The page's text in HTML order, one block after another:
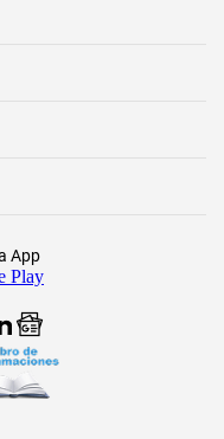
App
Play